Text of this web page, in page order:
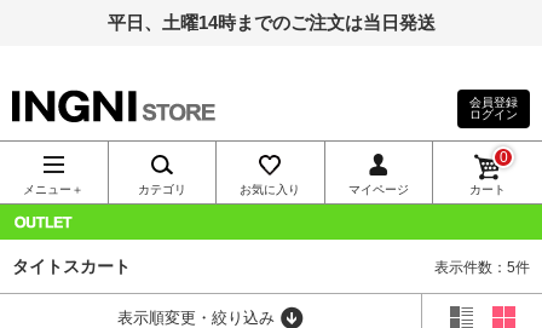
平日、土曜14時までのご注文は当日発送
INGNI（イン
グ）公式通
販｜INGNI
STORE
会員登録
ログイン
メニュー＋ カテゴリ お気に入り マイページ カート
0
タイトスカート 表示件数：5件
表示順変更・絞り込み